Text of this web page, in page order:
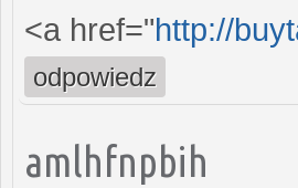
<a href="http://
odpowiedz
amlhfnpbih